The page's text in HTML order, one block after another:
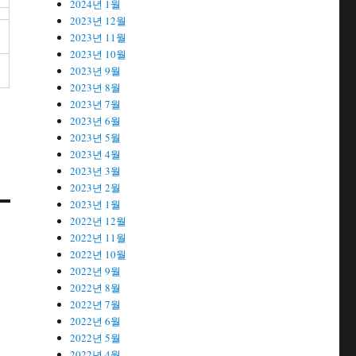
2024년 1월
2023년 12월
2023년 11월
2023년 10월
2023년 9월
2023년 8월
2023년 7월
2023년 6월
2023년 5월
2023년 4월
2023년 3월
2023년 2월
2023년 1월
2022년 12월
2022년 11월
2022년 10월
2022년 9월
2022년 8월
2022년 7월
2022년 6월
2022년 5월